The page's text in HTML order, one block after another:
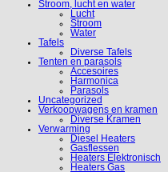
Stroom, lucht en water
Lucht
Stroom
Water
Tafels
Diverse Tafels
Tenten en parasols
Accesoires
Harmonica
Parasols
Uncategorized
Verkoopwagens en kramen
Diverse Kramen
Verwarming
Diesel Heaters
Gasflessen
Heaters Elektronisch
Heaters Gas